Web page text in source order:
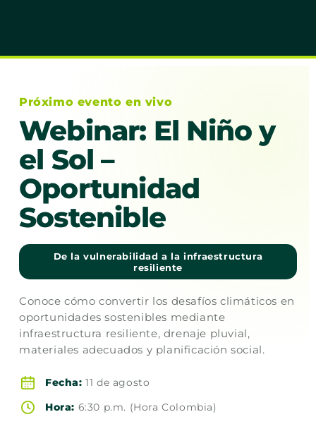
Próximo evento en vivo
Webinar: El Niño y
el Sol –
Oportunidad
Sostenible
De la vulnerabilidad a la infraestructura
resiliente
Conoce cómo convertir los desafíos climáticos en
oportunidades sostenibles mediante
infraestructura resiliente, drenaje pluvial,
materiales adecuados y planificación social.
Fecha: 11 de agosto
Hora: 6:30 p.m. (Hora Colombia)